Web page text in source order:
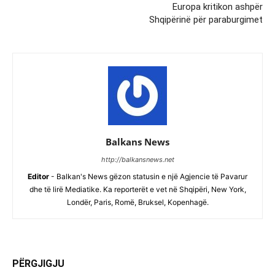
Europa kritikon ashpër
Shqipërinë për paraburgimet
Balkans News
http://balkansnews.net
Editor - Balkan's News gëzon statusin e një Agjencie të Pavarur
dhe të lirë Mediatike. Ka reporterët e vet në Shqipëri, New York,
Londër, Paris, Romë, Bruksel, Kopenhagë.
PËRGJIGJU